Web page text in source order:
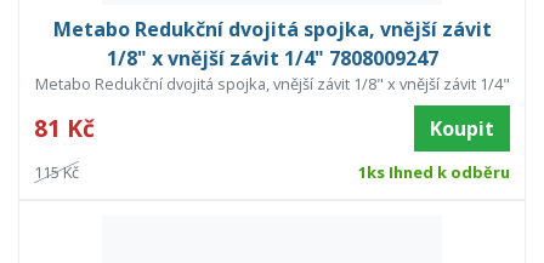
Metabo Redukční dvojitá spojka, vnější závit
1/8" x vnější závit 1/4" 7808009247
Metabo Redukční dvojitá spojka, vnější závit 1/8" x vnější závit 1/4"
81 Kč Koupit
115 Kč 1ks Ihned k odběru